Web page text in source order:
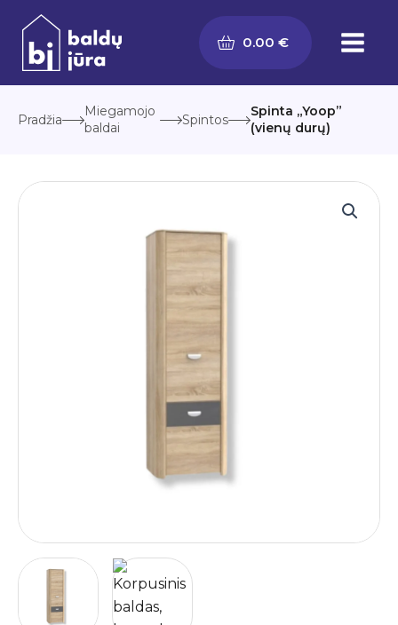
Pereiti
prie
turinio
0.00 €
Pradžia
Miegamojo
baldai
Spintos
Spinta „Yoop”
(vienų durų)